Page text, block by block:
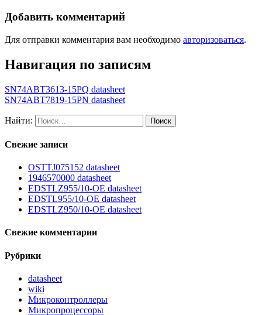
Добавить комментарий
Для отправки комментария вам необходимо авторизоваться.
Навигация по записям
SN74ABT3613-15PQ datasheet
SN74ABT7819-15PN datasheet
Найти:
Свежие записи
OSTTJ075152 datasheet
1946570000 datasheet
EDSTLZ955/10-OE datasheet
EDSTL955/10-OE datasheet
EDSTLZ950/10-OE datasheet
Свежие комментарии
Рубрики
datasheet
wiki
Микроконтроллеры
Микропроцессоры